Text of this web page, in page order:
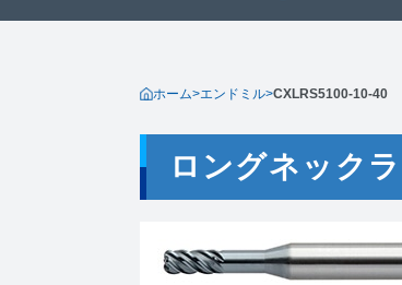
ホーム>エンドミル>CXLRS5100-10-40
ロングネック